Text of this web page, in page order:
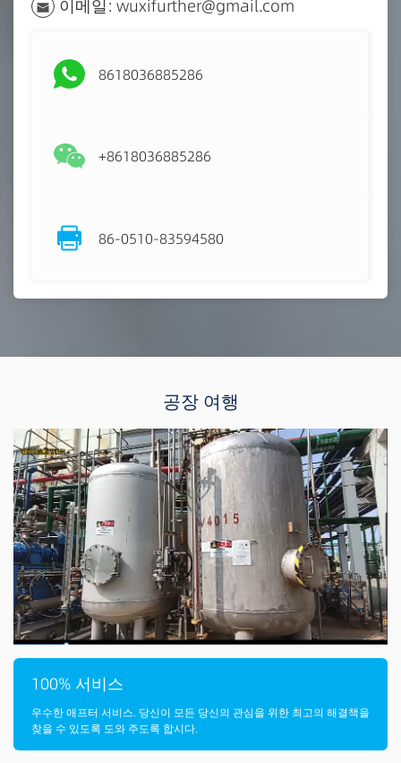
이메일: wuxifurther@gmail.com
8618036885286
+8618036885286
86-0510-83594580
공장 여행
100% 서비스
우수한 애프터 서비스. 당신이 모든 당신의 관심을 위한 최고의 해결책을
찾을 수 있도록 도와 주도록 합시다.